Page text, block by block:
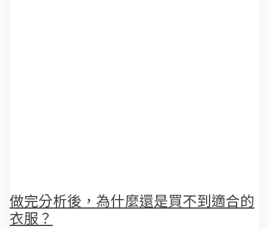
做完分析後，為什麼還是買不到適合的
衣服？